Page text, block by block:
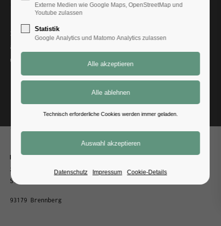
2016 haben wir unser Sommerfest zu einer Teilnahme
am "Bulli trifft Ente" Treffen auf dem Adlersberg
umgestaltet. Es war ein sehr schönes Event.
Zurück
Dein Weg zu uns
Kontakt
info@karmannfreunde.de
Karmannfreunde Bayern e.V.
z.H. Werner Artinger
Stadl 3a
93179 Brennberg
Externe Medien wie Google Maps, OpenStreetMap und
Youtube zulassen
Statistik
Google Analytics und Matomo Analytics zulassen
Technisch erforderliche Cookies werden immer geladen.
Datenschutz Impressum Cookie-Details